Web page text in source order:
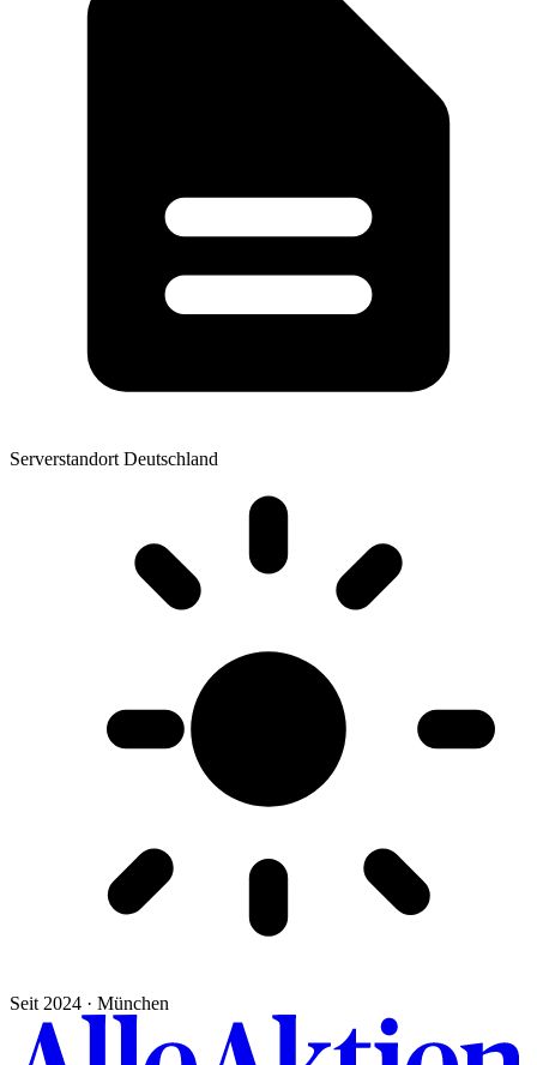
Serverstandort Deutschland
Seit 2024 · München